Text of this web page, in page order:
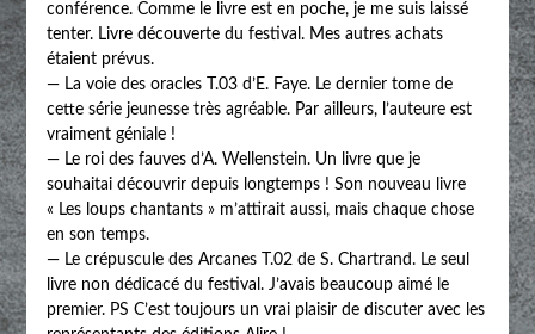
conférence. Comme le livre est en poche, je me suis laissé
tenter. Livre découverte du festival. Mes autres achats
étaient prévus.
— La voie des oracles T.03 d’E. Faye. Le dernier tome de
cette série jeunesse très agréable. Par ailleurs, l’auteure est
vraiment géniale !
— Le roi des fauves d’A. Wellenstein. Un livre que je
souhaitai découvrir depuis longtemps ! Son nouveau livre
« Les loups chantants » m’attirait aussi, mais chaque chose
en son temps.
— Le crépuscule des Arcanes T.02 de S. Chartrand. Le seul
livre non dédicacé du festival. J’avais beaucoup aimé le
premier. PS C’est toujours un vrai plaisir de discuter avec les